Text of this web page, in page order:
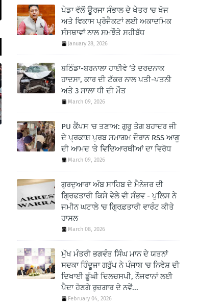
ਪੇਡਾ ਵੱਲੋਂ ਊਰਜਾ ਸੰਭਾਲ ਦੇ ਖੇਤਰ 'ਚ ਖੋਜ
ਅਤੇ ਵਿਕਾਸ ਪ੍ਰੋਜੈਕਟਾਂ ਲਈ ਅਕਾਦਮਿਕ
ਸੰਸਥਾਵਾਂ ਨਾਲ ਸਮਝੌਤੇ ਸਹੀਬੱਧ
January 28, 2026
ਬਠਿੰਡਾ-ਬਰਨਾਲਾ ਹਾਈਵੇ ‘ਤੇ ਦਰਦਨਾਕ
ਹਾਦਸਾ, ਕਾਰ ਦੀ ਟੱਕਰ ਨਾਲ ਪਤੀ-ਪਤਨੀ
ਅਤੇ 3 ਸਾਲਾ ਧੀ ਦੀ ਮੌਤ
March 09, 2026
PU ਕੈਂਪਸ 'ਚ ਤਣਾਅ: ਗੁਰੂ ਤੇਗ ਬਹਾਦਰ ਜੀ
ਦੇ ਪ੍ਰਕਾਸ਼ ਪੁਰਬ ਸਮਾਗਮ ਦੌਰਾਨ RSS ਆਗੂ
ਦੀ ਆਮਦ 'ਤੇ ਵਿਦਿਆਰਥੀਆਂ ਦਾ ਵਿਰੋਧ
March 09, 2026
ਗੁਰਦੁਆਰਾ ਅੰਬ ਸਾਹਿਬ ਦੇ ਮੈਨੇਜਰ ਦੀ
ਗ੍ਰਿਫਤਾਰੀ ਕਿਸੇ ਵੇਲੇ ਵੀ ਸੰਭਵ - ਪੁਲਿਸ ਨੇ
ਜਮੀਨ ਘਟਾਲੇ 'ਚ ਗ੍ਰਿਫ਼ਤਾਰੀ ਵਾਰੰਟ ਕੀਤੇ
ਹਾਸਲ
March 08, 2026
ਮੁੱਖ ਮੰਤਰੀ ਭਗਵੰਤ ਸਿੰਘ ਮਾਨ ਦੇ ਯਤਨਾਂ
ਸਦਕਾ ਹਿੰਦੂਜਾ ਗਰੁੱਪ ਨੇ ਪੰਜਾਬ 'ਚ ਨਿਵੇਸ਼ ਦੀ
ਦਿਖਾਈ ਡੂੰਘੀ ਦਿਲਚਸਪੀ, ਨੌਜਵਾਨਾਂ ਲਈ
ਪੈਦਾ ਹੋਣਗੇ ਰੁਜ਼ਗਾਰ ਦੇ ਨਵੇਂ...
February 04, 2026